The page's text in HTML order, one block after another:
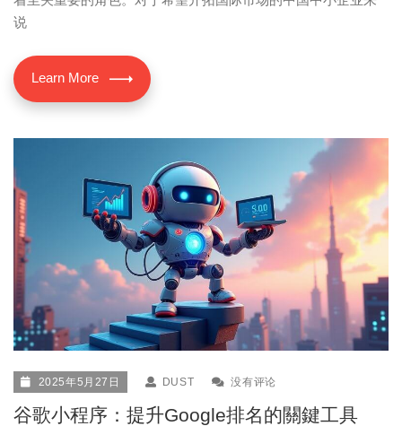
说
Learn More
2025年5月27日 DUST 没有评论
谷歌小程序：提升Google排名的關鍵工具